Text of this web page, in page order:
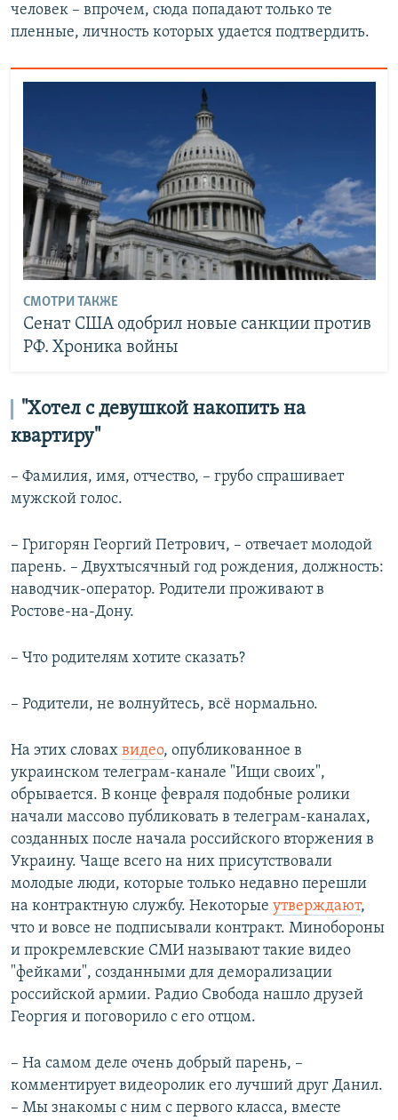
человек – впрочем, сюда попадают только те
пленные, личность которых удается подтвердить.
СМОТРИ ТАКЖЕ
Сенат США одобрил новые санкции против
РФ. Хроника войны
"Хотел с девушкой накопить на
квартиру"
– Фамилия, имя, отчество, – грубо спрашивает
мужской голос.
– Григорян Георгий Петрович, – отвечает молодой
парень. – Двухтысячный год рождения, должность:
наводчик-оператор. Родители проживают в
Ростове-на-Дону.
– Что родителям хотите сказать?
– Родители, не волнуйтесь, всё нормально.
На этих словах видео, опубликованное в
украинском телеграм-канале "Ищи своих",
обрывается. В конце февраля подобные ролики
начали массово публиковать в телеграм-каналах,
созданных после начала российского вторжения в
Украину. Чаще всего на них присутствовали
молодые люди, которые только недавно перешли
на контрактную службу. Некоторые утверждают,
что и вовсе не подписывали контракт. Минобороны
и прокремлевские СМИ называют такие видео
"фейками", созданными для деморализации
российской армии. Радио Свобода нашло друзей
Георгия и поговорило с его отцом.
– На самом деле очень добрый парень, –
комментирует видеоролик его лучший друг Данил.
– Мы знакомы с ним с первого класса, вместе